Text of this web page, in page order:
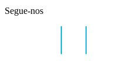
Segue-nos